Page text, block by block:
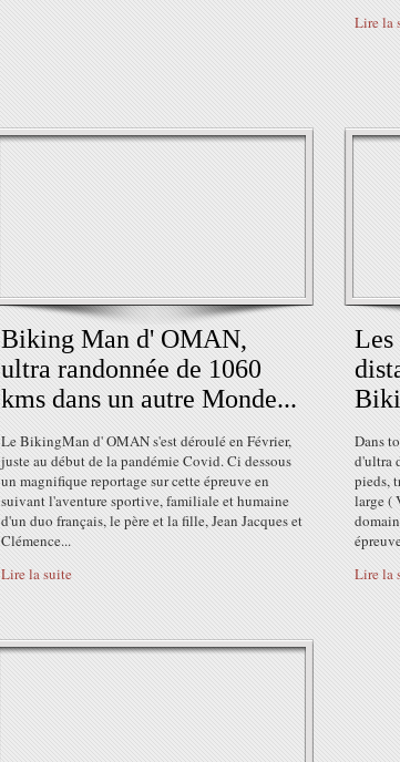
Lire la
Biking Man d' OMAN,
ultra randonnée de 1060
kms dans un autre Monde...
Le BikingMan d' OMAN s'est déroulé en Février,
juste au début de la pandémie Covid. Ci dessous
un magnifique reportage sur cette épreuve en
suivant l'aventure sportive, familiale et humaine
d'un duo français, le père et la fille, Jean Jacques et
Clémence...
Lire la suite
Les
Dans
d'ultra
pieds,
large (
Lire la